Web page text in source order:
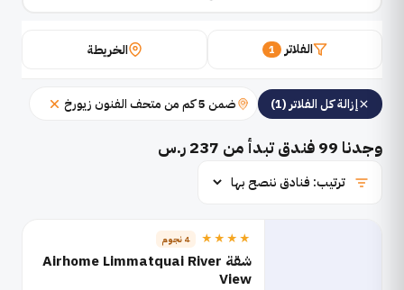
الفلاتر 1 الخريطة
إزالة كل الفلاتر (1) ضمن 5 كم من متحف الفنون زيورخ
وجدنا 99فندق تبدأ من 237 ر.س
★★★★ 4 نجوم
شقة Airhome Limmatquai River
View